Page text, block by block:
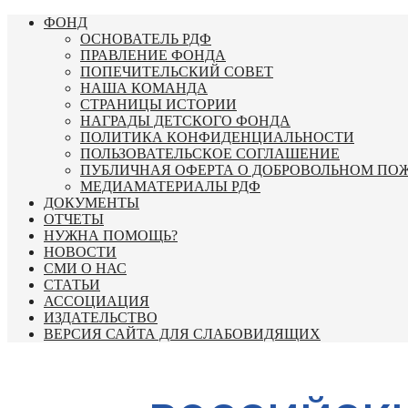
Перейти
содержимому
ФОНД
ОСНОВАТЕЛЬ РДФ
ПРАВЛЕНИЕ ФОНДА
ПОПЕЧИТЕЛЬСКИЙ СОВЕТ
НАША КОМАНДА
СТРАНИЦЫ ИСТОРИИ
НАГРАДЫ ДЕТСКОГО ФОНДА
ПОЛИТИКА КОНФИДЕНЦИАЛЬНОСТИ
ПОЛЬЗОВАТЕЛЬСКОЕ СОГЛАШЕНИЕ
ПУБЛИЧНАЯ ОФЕРТА О ДОБРОВОЛЬНОМ
МЕДИАМАТЕРИАЛЫ РДФ
ДОКУМЕНТЫ
ОТЧЕТЫ
НУЖНА ПОМОЩЬ?
НОВОСТИ
СМИ О НАС
СТАТЬИ
АССОЦИАЦИЯ
ИЗДАТЕЛЬСТВО
ВЕРСИЯ САЙТА ДЛЯ СЛАБОВИДЯЩИХ